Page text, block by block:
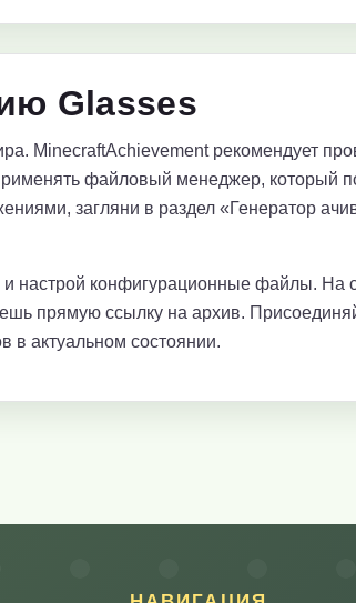
Glasses
MinecraftAchievement рекомендует
файловый менеджер, который
загляни в раздел «Генератор
настрой конфигурационные файлы. На
прямую ссылку на архив.
в актуальном состоянии.